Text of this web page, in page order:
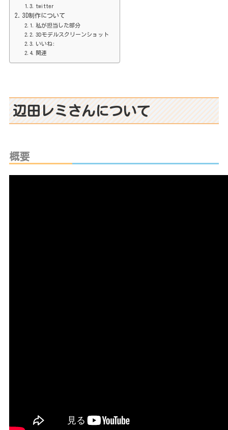
twitter
3D制作について
私が担当した部分
3Dモデルスクリーンショット
いいね:
関連
辺田レミさんについて
概要